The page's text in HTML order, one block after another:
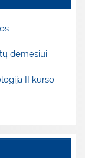
dėmesiui
II kurso